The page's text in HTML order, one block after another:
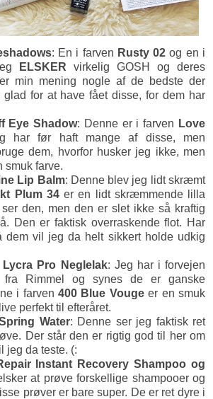
: En i farven Rusty 02 og en i
ELSKER virkelig GOSH og deres
min mening nogle af de bedste der
for at have fået disse, for dem har
Eye Shadow: Denne er i farven Love
har før haft mange af disse, men
dem, hvorfor husker jeg ikke, men
smuk farve.
Lip Balm: Denne blev jeg lidt skræmt
Plum 34er en lidt skræmmende lilla
den, men den er slet ikke så kraftig
Den er faktisk overraskende flot. Har
dem vil jeg da helt sikkert holde udkig
Pro Neglelak: Jeg har i forvejen
fra Rimmel og synes de er ganske
i farven 400 Blue Vougeer en smuk
perfekt til efteråret.
Water: Denne ser jeg faktisk ret
Der står den er rigtig god til her om
jeg da teste. (:
Instant Recovery Shampoo og
at prøve forskellige shampooer og
prøver er bare super. De er ret dyre i